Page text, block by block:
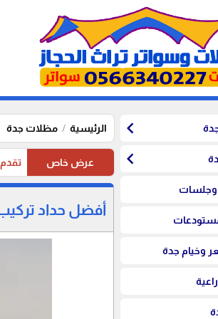
chevron_left
chevron_left
وجلسات
وخيام جدة
الرئيسية مظلات جدة
عرض خاص تقدم موسستنا تخفيضات
أفضل حداد تركيب